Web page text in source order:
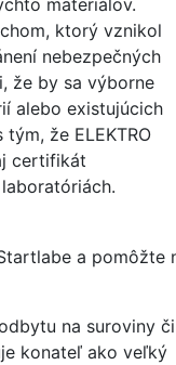
ktorý vznikol
nebezpečných
že by sa výborne
alebo existujúcich
že ELEKTRO
certifikát
a pomôžte
na suroviny či
konateľ ako veľký